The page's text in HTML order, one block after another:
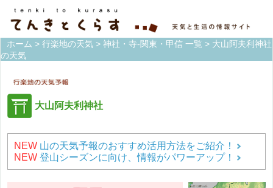
ホーム > 行楽地の天気 > 神社・寺-関東・甲信 一覧 > 大山阿夫利神社
の天気
大山阿夫利神社
NEW 山の天気予報のおすすめ活用方法をご紹介！
NEW 登山シーズンに向け、情報がパワーアップ！